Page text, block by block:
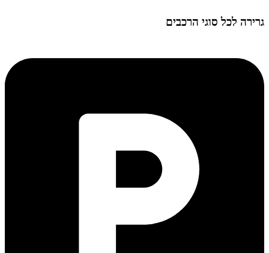
גרירה לכל סוגי הרכבים